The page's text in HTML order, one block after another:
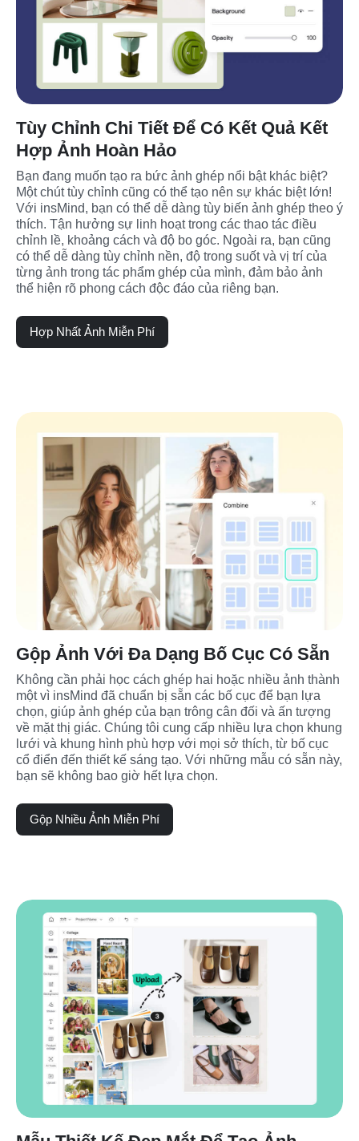
Tùy Chỉnh Chi Tiết Để Có Kết Quả Kết
Hợp Ảnh Hoàn Hảo
Bạn đang muốn tạo ra bức ảnh ghép nổi bật khác biệt?
Một chút tùy chỉnh cũng có thể tạo nên sự khác biệt lớn!
Với insMind, bạn có thể dễ dàng tùy biến ảnh ghép theo ý
thích. Tận hưởng sự linh hoạt trong các thao tác điều
chỉnh lề, khoảng cách và độ bo góc. Ngoài ra, bạn cũng
có thể dễ dàng tùy chỉnh nền, độ trong suốt và vị trí của
từng ảnh trong tác phẩm ghép của mình, đảm bảo ảnh
thể hiện rõ phong cách độc đáo của riêng bạn.
Hợp Nhất Ảnh Miễn Phí
Gộp Ảnh Với Đa Dạng Bố Cục Có Sẵn
Không cần phải học cách ghép hai hoặc nhiều ảnh thành
một vì insMind đã chuẩn bị sẵn các bố cục để bạn lựa
chọn, giúp ảnh ghép của bạn trông cân đối và ấn tượng
về mặt thị giác. Chúng tôi cung cấp nhiều lựa chọn khung
lưới và khung hình phù hợp với mọi sở thích, từ bố cục
cổ điển đến thiết kế sáng tạo. Với những mẫu có sẵn này,
bạn sẽ không bao giờ hết lựa chọn.
Gộp Nhiều Ảnh Miễn Phí